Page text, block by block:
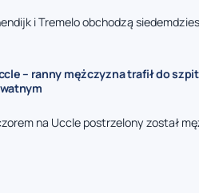
i Tremelo obchodzą
– ranny mężczyzna trafił do
na Uccle postrzelony został